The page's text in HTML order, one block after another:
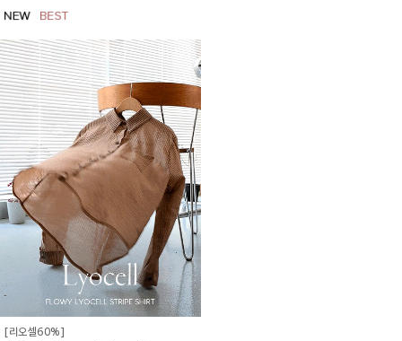
[리오셀60%]